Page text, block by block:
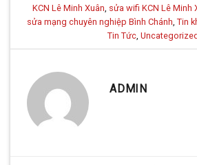
KCN Lê Minh Xuân sửa wifi KCN Lê Minh
sửa mạng chuyên nghiệp Bình Chánh Tin
Tin Tức Uncategorized
ADMIN